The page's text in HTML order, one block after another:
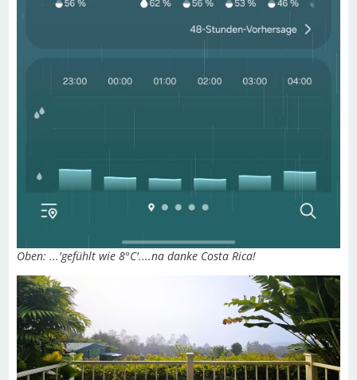
Oben: ...'gefühlt wie 8°C'....na danke Costa Rica!